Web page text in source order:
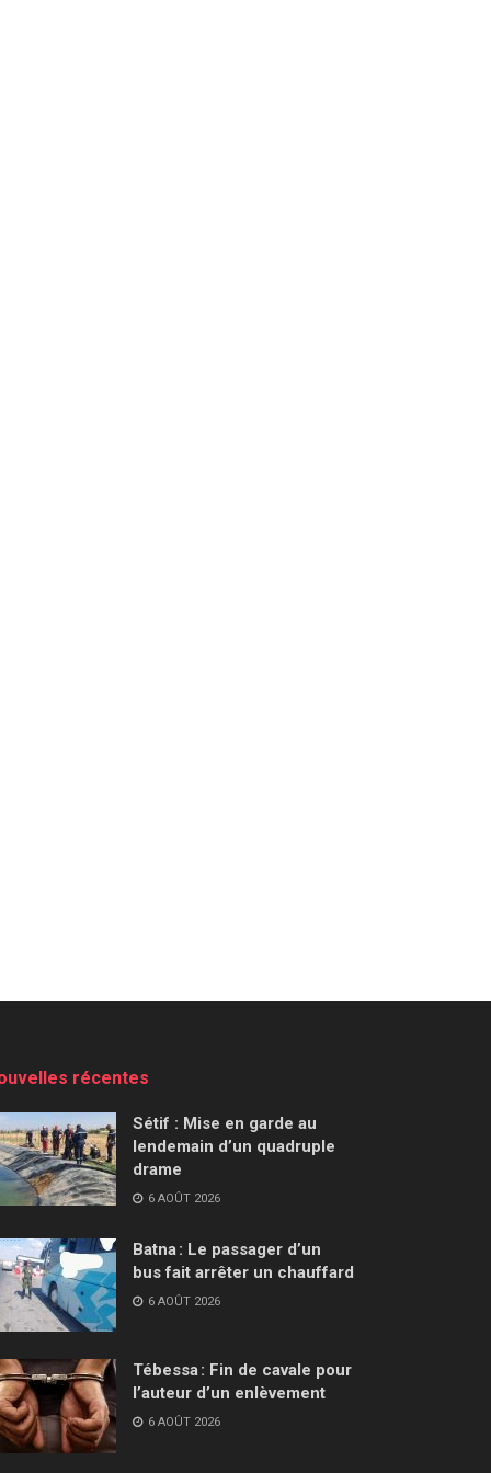
récentes
Sétif : Mise en garde au
lendemain d’un quadruple
drame
6 AOÛT 2026
Batna : Le passager d’un
bus fait arrêter un chauffard
6 AOÛT 2026
Tébessa : Fin de cavale pour
l’auteur d’un enlèvement
6 AOÛT 2026